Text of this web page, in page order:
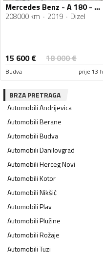
Mercedes Benz - A 180 - 1.5 CDİ
208000 km 2019 Dizel
15 600€ 18 000€
Budva prije 13 h
BRZA PRETRAGA
AutomobiliAndrijevica
AutomobiliBerane
AutomobiliBudva
AutomobiliDanilovgrad
AutomobiliHerceg Novi
AutomobiliKotor
AutomobiliNikšić
AutomobiliPlav
AutomobiliPlužine
AutomobiliRožaje
AutomobiliTuzi